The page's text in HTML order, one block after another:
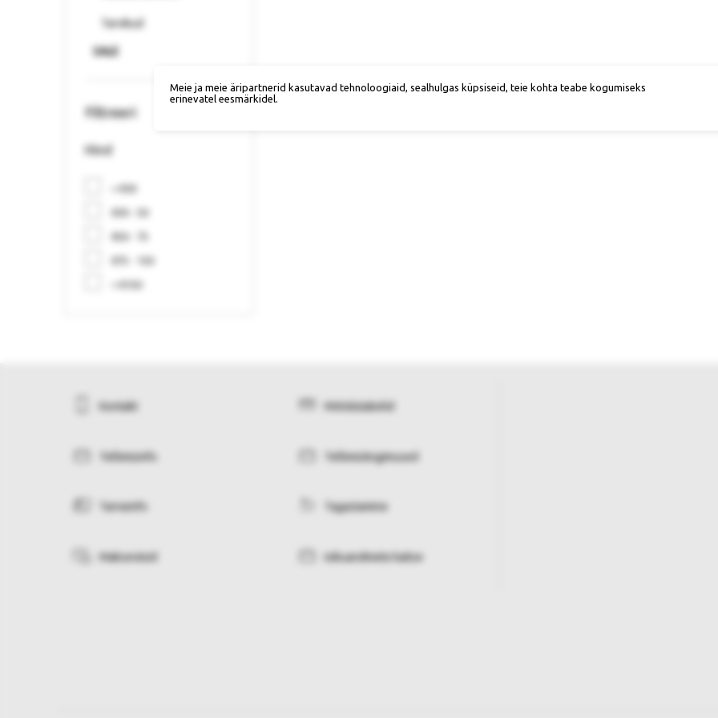
Tarvikud
SALE
Filtreeri
Hind
Kontakt Mõõdutabelid
Tellimisinfo Tellimistingimused
Tarneinfo Tagastamine
Makseviisid Isikuandmete kaitse
Meie ja meie äripartnerid kasutavad tehnoloogiaid, sealhulgas küpsiseid, teie kohta teabe kogumiseks
erinevatel eesmärkidel.